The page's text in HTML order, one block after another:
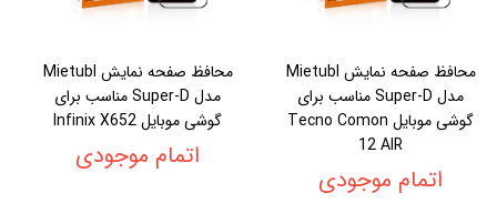
محافظ صفحه نمایش Mietubl
مدل Super-D مناسب برای
گوشی موبایل Tecno Comon
12 AIR
اتمام موجودی
محافظ صفحه نمایش Mietubl
مدل Super-D مناسب برای
گوشی موبایل Infinix X652
اتمام موجودی